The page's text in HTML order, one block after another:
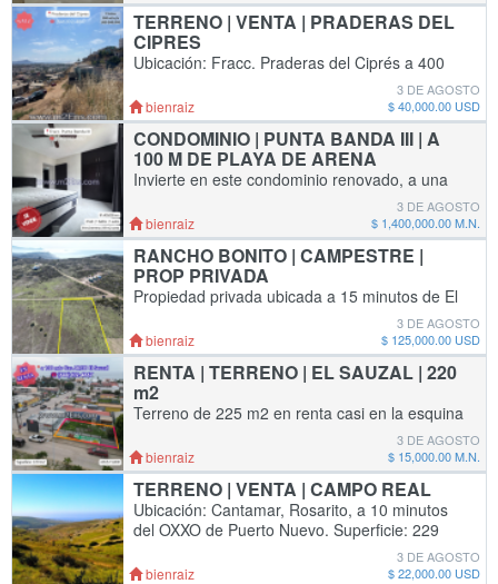
TERRENO | VENTA | PRADERAS DEL
CIPRES
Ubicación: Fracc. Praderas del Ciprés a 400
metros del Blvd. Zertuche y la C. Manuel Avila
Camacho Superficie: 250 m2 con Servicios:
Hay un poste de CFE a unos metros
bienraiz
3 DE AGOSTO
$ 40,000.00 USD
CONDOMINIO | PUNTA BANDA III | A
100 M DE PLAYA DE ARENA
Invierte en este condominio renovado, a una
cuadra de la playa de arena. Ubicación: Fracc.
Punta Banda III Superficie: 81 m2 de terreno y
69 m2 de construcción Detall
bienraiz
3 DE AGOSTO
$ 1,400,000.00 M.N.
RANCHO BONITO | CAMPESTRE |
PROP PRIVADA
Propiedad privada ubicada a 15 minutos de El
Sauzal y 10 minutos de Valle de Guadalupe.
Zona muy segura y tranquila, ideal para tu
casa de fin de semana o ranchito. Ubicación:
bienraiz
3 DE AGOSTO
$ 125,000.00 USD
RENTA | TERRENO | EL SAUZAL | 220
m2
Terreno de 225 m2 en renta casi en la esquina
del Blvd. principal de El Sauzal y la Calle K que
es la de l semáforo de la Gasolinera Arco.
IDEAL PARA SUCURSAL DE TU NEGOCIO
RU
bienraiz
3 DE AGOSTO
$ 15,000.00 M.N.
TERRENO | VENTA | CAMPO REAL
Ubicación: Cantamar, Rosarito, a 10 minutos
del OXXO de Puerto Nuevo. Superficie: 229
m2 en esquina y otro de 200 m2 enseguida
Servicios: El servicio de luz por CFE est
bienraiz
3 DE AGOSTO
$ 22,000.00 USD